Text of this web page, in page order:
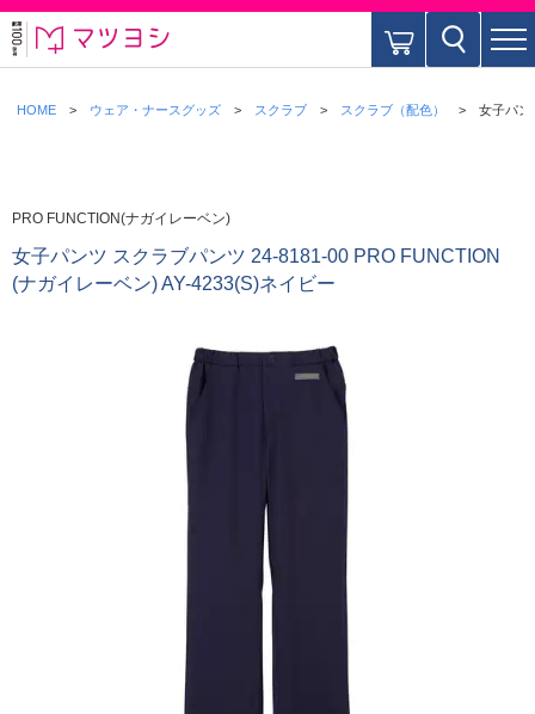
HOME ウェア・ナースグッズ スクラブ スクラブ（配色） 女子パン
PRO FUNCTION(ナガイレーベン)
女子パンツ スクラブパンツ 24-8181-00 PRO FUNCTION
(ナガイレーベン) AY-4233(S)ネイビー